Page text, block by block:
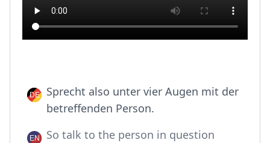
Sprecht also unter vier Augen mit der
betreffenden Person.
So talk to the person in question